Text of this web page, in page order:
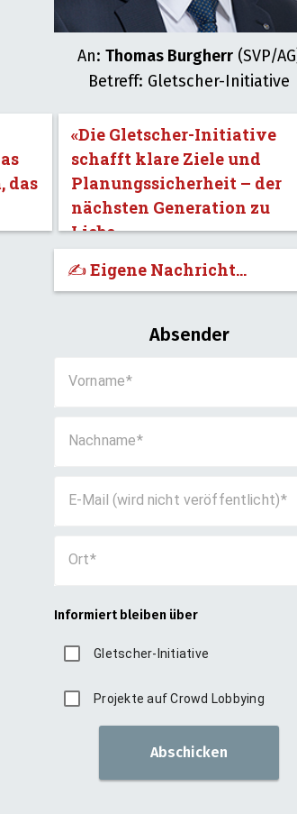
An: Thomas Burgherr(SVP/
Betreff: Gletscher-Initiative
das
«Die Gletscher-Initiative
schafft klare Ziele und
Planungssicherheit – der
nächsten Generation zu
Liebe.»
✍️ Eigene Nachricht...
Absender
Vorname
Nachname
E-Mail (wird nicht veröffentlicht)
Ort
Informiert bleiben über
Gletscher-Initiative
Projekte auf Crowd Lobbying
Abschicken